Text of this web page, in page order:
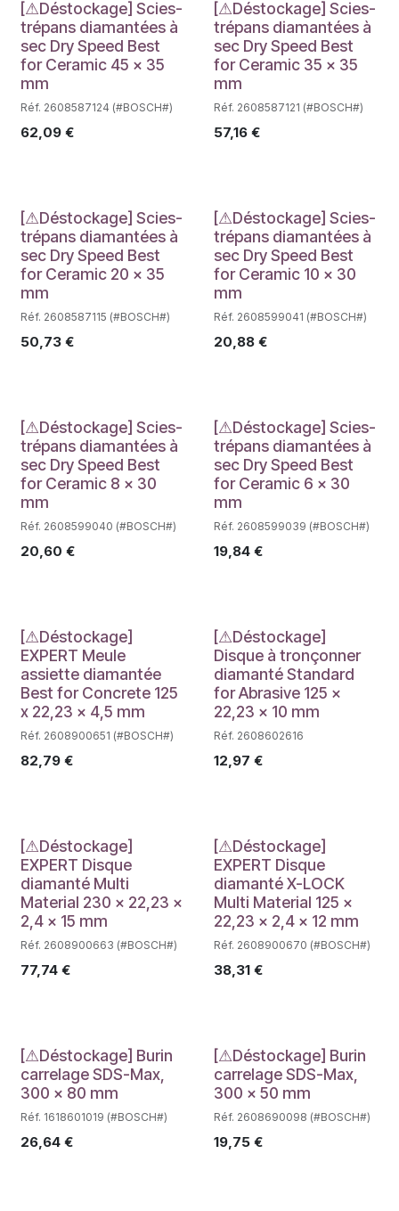
Déstockage
[⚠Déstockage] Scies-
trépans diamantées à
sec Dry Speed Best
for Ceramic 45 x 35
mm
Réf. 2608587124 (#BOSCH#)
62,09 €
Déstockage
[⚠Déstockage] Scies-
trépans diamantées à
sec Dry Speed Best
for Ceramic 35 x 35
mm
Réf. 2608587121 (#BOSCH#)
57,16€
Déstockage
[⚠Déstockage] Scies-
trépans diamantées à
sec Dry Speed Best
for Ceramic 20 x 35
mm
Réf. 2608587115 (#BOSCH#)
50,73 €
Déstockage
[⚠Déstockage] Scies-
trépans diamantées à
sec Dry Speed Best
for Ceramic 10 x 30
mm
Réf. 2608599041 (#BOSCH#)
20,88€
Déstockage
[⚠Déstockage] Scies-
trépans diamantées à
sec Dry Speed Best
for Ceramic 8 x 30
mm
Réf. 2608599040 (#BOSCH#)
20,60 €
Déstockage
[⚠Déstockage] Scies-
trépans diamantées à
sec Dry Speed Best
for Ceramic 6 x 30
mm
Réf. 2608599039 (#BOSCH#)
19,84€
Déstockage
[⚠Déstockage]
EXPERT Meule
assiette diamantée
Best for Concrete 125
x 22,23 x 4,5 mm
Réf. 2608900651 (#BOSCH#)
82,79 €
Déstockage
[⚠Déstockage]
Disque à tronçonner
diamanté Standard
for Abrasive 125 x
22,23 x 10 mm
Réf. 2608602616
12,97 €
Déstockage
[⚠Déstockage]
EXPERT Disque
diamanté Multi
Material 230 x 22,23 x
2,4 x 15 mm
Réf. 2608900663 (#BOSCH#)
77,74 €
Déstockage
[⚠Déstockage]
EXPERT Disque
diamanté X-LOCK
Multi Material 125 x
22,23 x 2,4 x 12 mm
Réf. 2608900670 (#BOSCH#)
38,31€
Déstockage
[⚠Déstockage] Burin
carrelage SDS-Max,
300 x 80 mm
Réf. 1618601019 (#BOSCH#)
26,64 €
Déstockage
[⚠Déstockage] Burin
carrelage SDS-Max,
300 x 50 mm
Réf. 2608690098 (#BOSCH#)
19,75€